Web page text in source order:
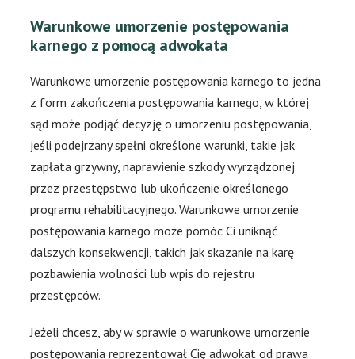
Warunkowe umorzenie postępowania
karnego z pomocą adwokata
Warunkowe umorzenie postępowania karnego to jedna
z form zakończenia postępowania karnego, w której
sąd może podjąć decyzję o umorzeniu postępowania,
jeśli podejrzany spełni określone warunki, takie jak
zapłata grzywny, naprawienie szkody wyrządzonej
przez przestępstwo lub ukończenie określonego
programu rehabilitacyjnego. Warunkowe umorzenie
postępowania karnego może pomóc Ci uniknąć
dalszych konsekwencji, takich jak skazanie na karę
pozbawienia wolności lub wpis do rejestru
przestępców.
Jeżeli chcesz, aby w sprawie o warunkowe umorzenie
postępowania reprezentował Cię adwokat od prawa